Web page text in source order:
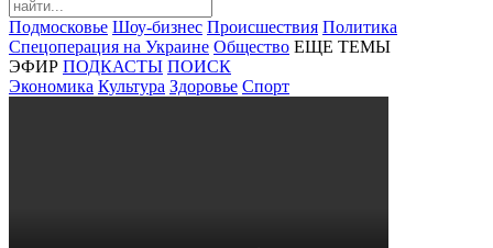
Подмосковье Шоу-бизнес Происшествия Политика
Спецоперация на Украине Общество ЕЩЕ ТЕМЫ
ЭФИР ПОДКАСТЫ ПОИСК
Экономика Культура Здоровье Спорт